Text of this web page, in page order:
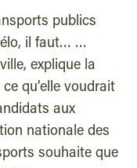
publics
il faut… …
explique la
qu’elle voudrait
aux
nationale des
souhaite que